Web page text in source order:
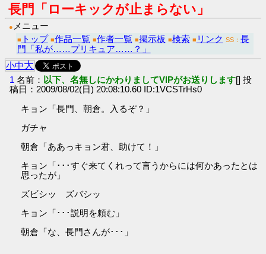
長門「ローキックが止まらない」
● メニュー
■ トップ ■作品一覧 ■作者一覧 ■掲示板 ■検索 ■ リンク SS： 長
門「私が……プリキュア……？」
小中大
1 名前： 以下、名無しにかわりましてVIPがお送りします[] 投
稿日：2009/08/02(日) 20:08:10.60 ID:1VCSTrHs0
キョン「長門、朝倉。入るぞ？」
ガチャ
朝倉「ああっキョン君、助けて！」
キョン「･･･すぐ来てくれって言うからには何かあったとは
思ったが」
ズビシッ ズバシッ
キョン「･･･説明を頼む」
朝倉「な、長門さんが･･･」